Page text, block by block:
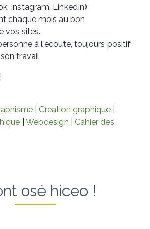
Instagram, LinkedIn)
chaque mois au bon
vos sites.
à l'écoute, toujours positif
travail
Création graphique
Webdesign
Cahier des
osé hiceo !